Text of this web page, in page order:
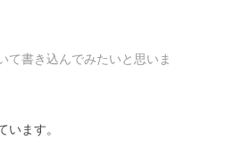
て書き込んでみたいと思いま
ます。